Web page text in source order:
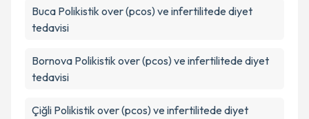
Buca Polikistik over (pcos) ve infertilitede diyet
tedavisi
Bornova Polikistik over (pcos) ve infertilitede diyet
tedavisi
Çiğli Polikistik over (pcos) ve infertilitede diyet